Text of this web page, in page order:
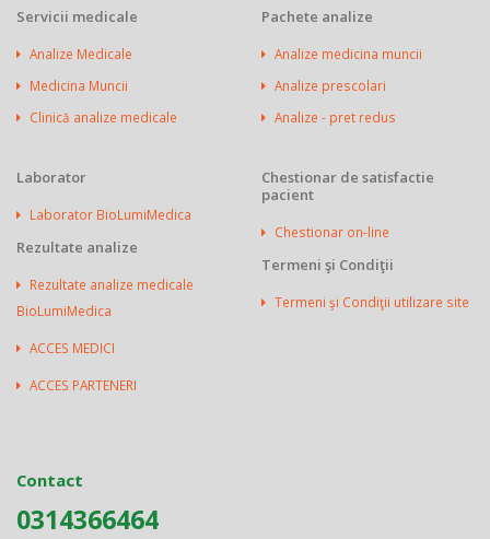
Servicii medicale
Analize Medicale
Medicina Muncii
Clinică analize medicale
Pachete analize
Analize medicina muncii
Analize prescolari
Analize - pret redus
Laborator
Laborator BioLumiMedica
Rezultate analize
Rezultate analize medicale
BioLumiMedica
ACCES MEDICI
ACCES PARTENERI
Chestionar de satisfactie
pacient
Chestionar on-line
Termeni şi Condiţii
Termeni şi Condiţii utilizare site
Contact
0314366464